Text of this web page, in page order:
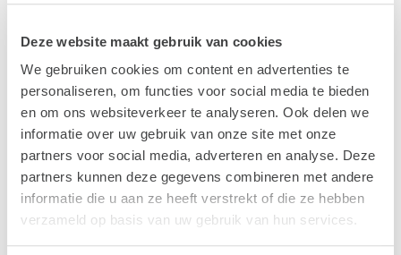
Deze website maakt gebruik van cookies
We gebruiken cookies om content en advertenties te
personaliseren, om functies voor social media te bieden
en om ons websiteverkeer te analyseren. Ook delen we
informatie over uw gebruik van onze site met onze
partners voor social media, adverteren en analyse. Deze
partners kunnen deze gegevens combineren met andere
informatie die u aan ze heeft verstrekt of die ze hebben
verzameld op basis van uw gebruik van hun services.
% van de gevallen de oorzaak. “Dat kan voor meer last
zorgen, ook misselijkheid. Maar ook dat is goed te
behandelen, al is dat wat ingewikkelder.
afbeelding links:Kenniscentrum Duizeligheid
Kiepproef
Het kan bij een eenmalige aanval blijven. De BPPD-
klachten zijn vaak het heftigst als er langere tijd niet is
bewogen. Wie dan een tijdje meer beweegt, heeft er